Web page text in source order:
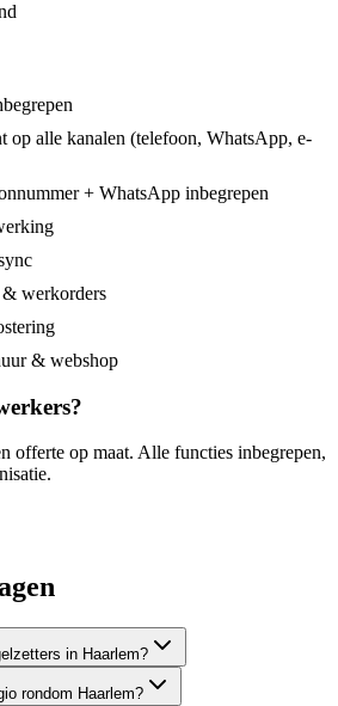
op alle kanalen (telefoon, WhatsApp, e-
+ WhatsApp inbegrepen
werkorders
& webshop
offerte op maat. Alle functies inbegrepen,
in Haarlem?
rondom Haarlem?